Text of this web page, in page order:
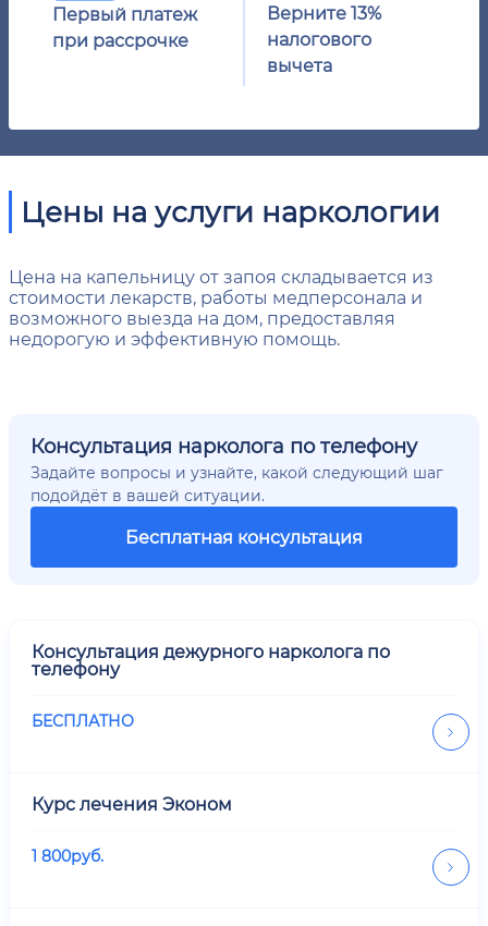
Первый платеж
при рассрочке
Верните 13%
налогового
вычета
Цены на услуги наркологии
Цена на капельницу от запоя складывается из
стоимости лекарств, работы медперсонала и
возможного выезда на дом, предоставляя
недорогую и эффективную помощь.
Консультация нарколога по телефону
Задайте вопросы и узнайте, какой следующий шаг
подойдёт в вашей ситуации.
Бесплатная консультация
Консультация дежурного нарколога по
телефону
БЕСПЛАТНО
Курс лечения Эконом
1 800руб.